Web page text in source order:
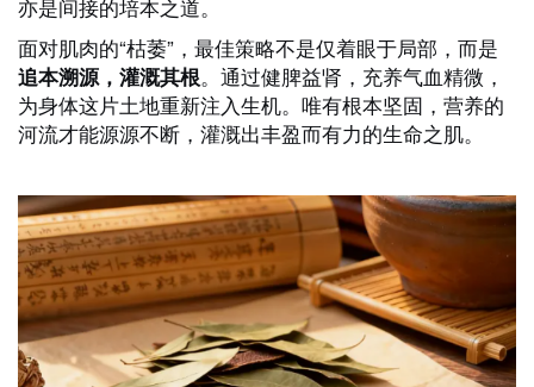
亦是间接的培本之道。
面对肌肉的“枯萎”，最佳策略不是仅着眼于局部，而是
追本溯源，灌溉其根。通过健脾益肾，充养气血精微，
为身体这片土地重新注入生机。唯有根本坚固，营养的
河流才能源源不断，灌溉出丰盈而有力的生命之肌。